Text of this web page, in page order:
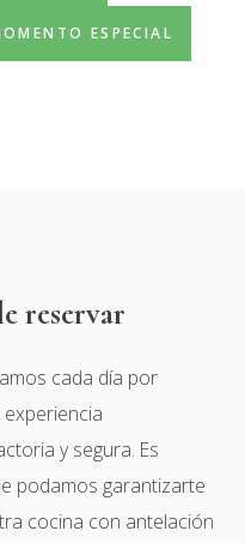
ESPECIAL
reservar
cada día por
y segura. Es
podamos garantizarte
cocina con antelación